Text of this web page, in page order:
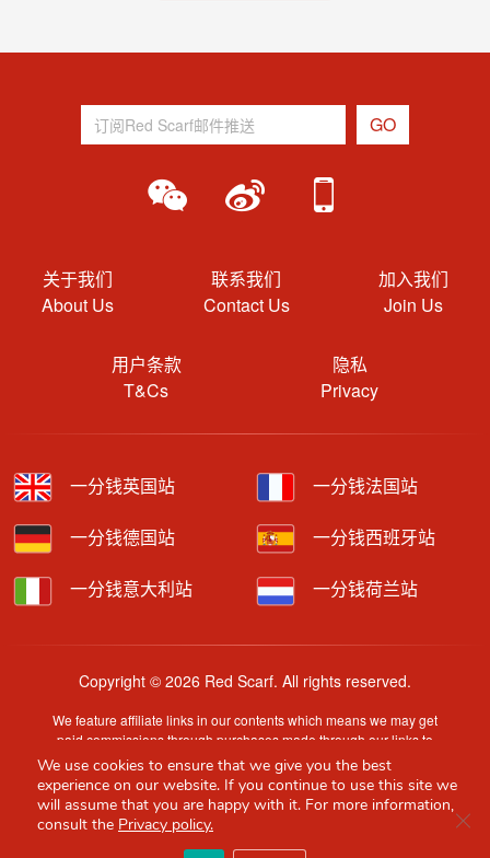
关于我们
About Us
联系我们
Contact Us
加入我们
Join Us
用户条款
T&Cs
隐私
Privacy
一分钱英国站 一分钱法国站
一分钱德国站 一分钱西班牙站
一分钱意大利站 一分钱荷兰站
Copyright © 2026 Red Scarf. All rights reserved.
We feature affiliate links in our contents which means we may get
paid commissions through purchases made through our links to
retailer sites.
Content is provided by users, brands or merchants. Some
information may have been generated by AI and is provided for
guidance only. Accuracy and availability may change without prior
We use cookies to ensure that we give you the best
experience on our website. If you continue to use this site we
will assume that you are happy with it. For more information,
consult the Privacy policy.